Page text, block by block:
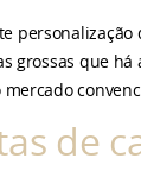
grossas que
de